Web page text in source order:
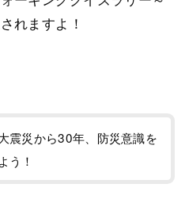
れますよ！
震災から30年、防災意識を
う！